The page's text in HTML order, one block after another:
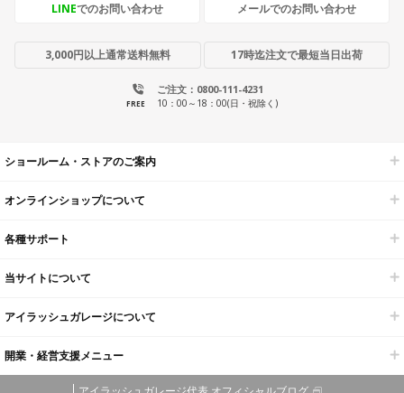
LINEでのお問い合わせ メールでのお問い合わせ
3,000円以上通常送料無料 17時迄注文で最短当日出荷
ご注文：0800-111-4231
FREE 10：00～18：00(日・祝除く)
ショールーム・ストアのご案内
オンラインショップについて
各種サポート
当サイトについて
アイラッシュガレージについて
開業・経営支援メニュー